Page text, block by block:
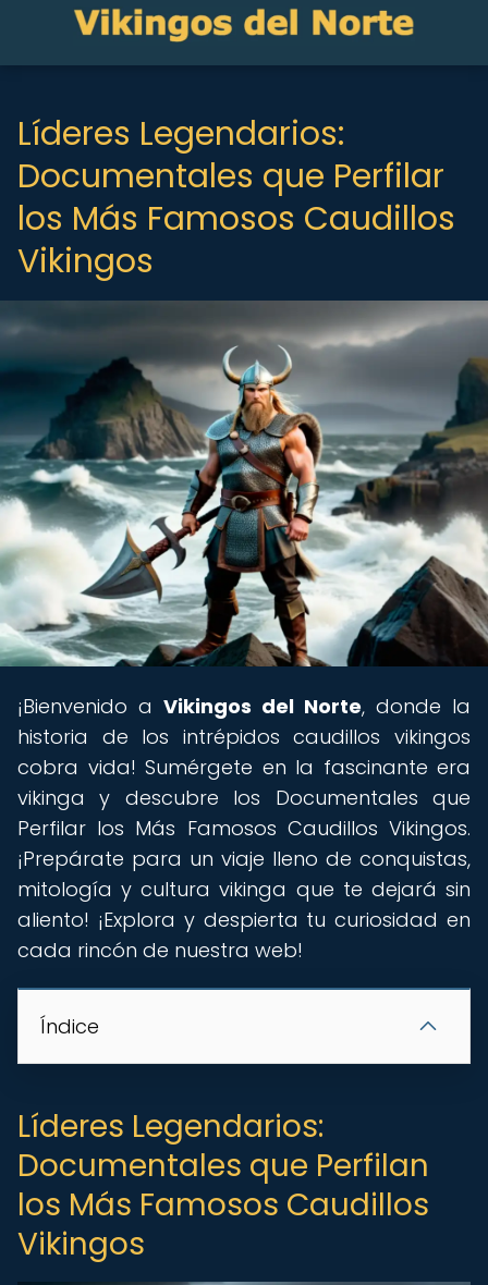
Líderes Legendarios:
Documentales que Perfilar
los Más Famosos Caudillos
Vikingos
¡Bienvenido a Vikingos del Norte, donde la
historia de los intrépidos caudillos vikingos
cobra vida! Sumérgete en la fascinante era
vikinga y descubre los Documentales que
Perfilar los Más Famosos Caudillos Vikingos.
¡Prepárate para un viaje lleno de conquistas,
mitología y cultura vikinga que te dejará sin
aliento! ¡Explora y despierta tu curiosidad en
cada rincón de nuestra web!
Índice
Líderes Legendarios:
Documentales que Perfilan
los Más Famosos Caudillos
Vikingos